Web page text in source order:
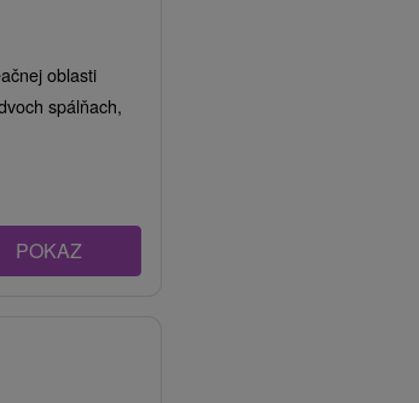
oblasti
spálňach,
POKAZ